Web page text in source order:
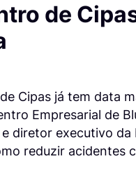
de
Cipas já tem data
Empresarial de
diretor executivo da
reduzir acidentes